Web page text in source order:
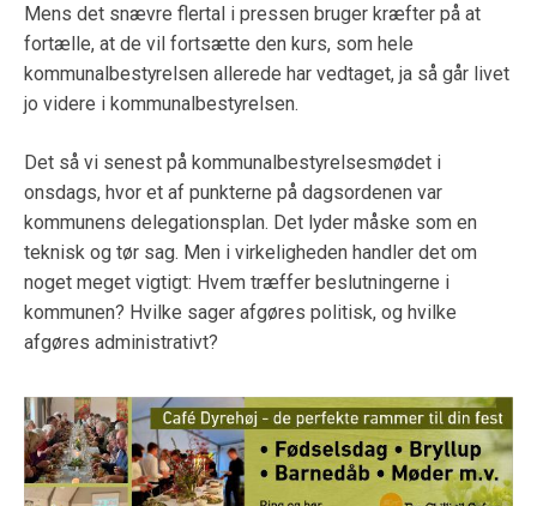
Mens det snævre flertal i pressen bruger kræfter på at
fortælle, at de vil fortsætte den kurs, som hele
kommunalbestyrelsen allerede har vedtaget, ja så går livet
jo videre i kommunalbestyrelsen.
Det så vi senest på kommunalbestyrelsesmødet i
onsdags, hvor et af punkterne på dagsordenen var
kommunens delegationsplan. Det lyder måske som en
teknisk og tør sag. Men i virkeligheden handler det om
noget meget vigtigt: Hvem træffer beslutningerne i
kommunen? Hvilke sager afgøres politisk, og hvilke
afgøres administrativt?